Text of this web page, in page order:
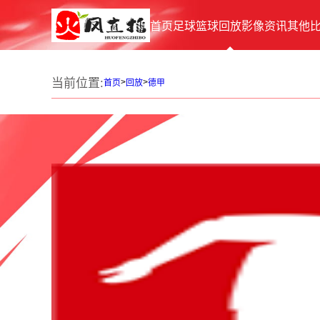
首页足球篮球回放影像资讯其他
当前位置:首页>回放>德甲